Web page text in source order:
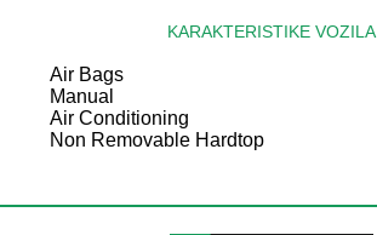
KARAKTERISTIKE VOZILA
Air Bags
Manual
Air Conditioning
Non Removable Hardtop